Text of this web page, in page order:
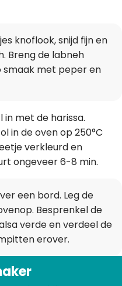
knoflook, snijd fijn en
Breng de labneh
met peper en
met de harissa.
in de oven op 250°C
verkleurd en
ongeveer 6-8 min.
een bord. Leg de
Besprenkel de
verde en verdeel de
erover.